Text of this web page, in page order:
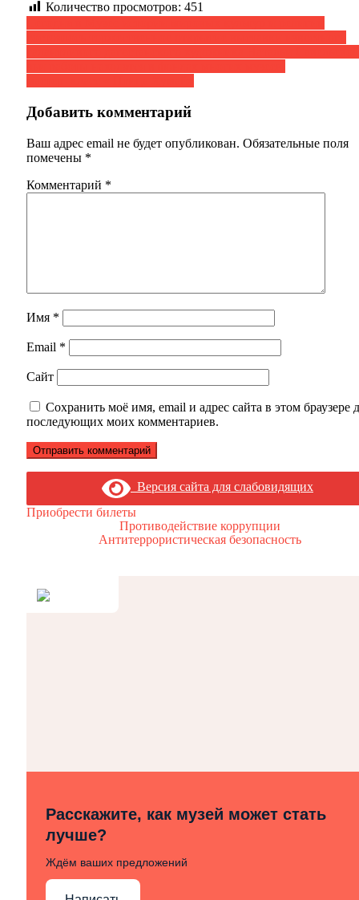
Количество просмотров: 451
Навигация
по
записям
Добавить комментарий
Ваш адрес email не будет опубликован. Обязательные поля
помечены *
Комментарий *
Имя *
Email *
Сайт
Сохранить моё имя, email и адрес сайта в этом браузере
последующих моих комментариев.
Версия сайта для слабовидящих
Приобрести билеты
Противодействие коррупции
Антитеррористическая безопасность
Расскажите, как музей может стать
лучше?
Ждём ваших предложений